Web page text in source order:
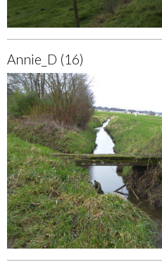
Annie_D (16)